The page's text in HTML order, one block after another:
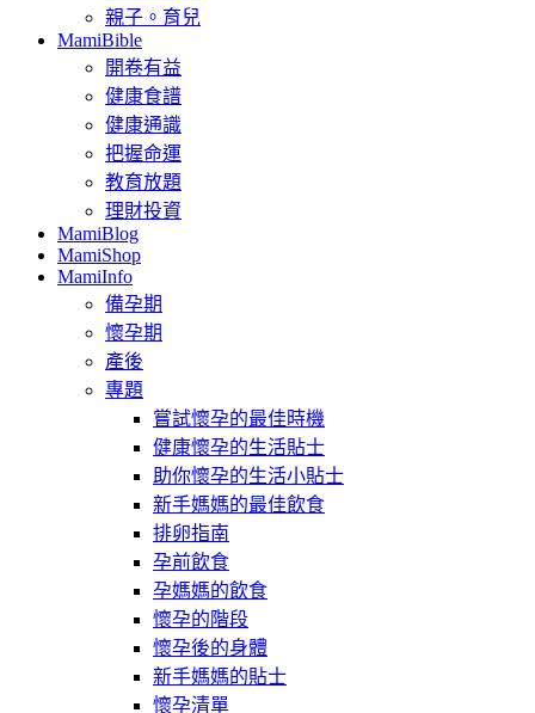
親子。育兒
MamiBible
開卷有益
健康食譜
健康通識
把握命運
教育放題
理財投資
MamiBlog
MamiShop
MamiInfo
備孕期
懷孕期
產後
專題
嘗試懷孕的最佳時機
健康懷孕的生活貼士
助你懷孕的生活小貼士
新手媽媽的最佳飲食
排卵指南
孕前飲食
孕媽媽的飲食
懷孕的階段
懷孕後的身體
新手媽媽的貼士
懷孕清單